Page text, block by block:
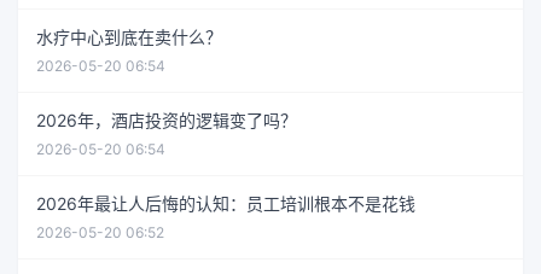
水疗中心到底在卖什么？
2026-05-20 06:54
2026年，酒店投资的逻辑变了吗？
2026-05-20 06:54
2026年最让人后悔的认知：员工培训根本不是花钱
2026-05-20 06:52